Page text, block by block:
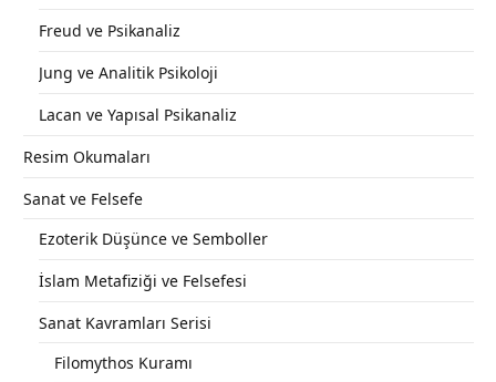
Freud ve Psikanaliz
Jung ve Analitik Psikoloji
Lacan ve Yapısal Psikanaliz
Resim Okumaları
Sanat ve Felsefe
Ezoterik Düşünce ve Semboller
İslam Metafiziği ve Felsefesi
Sanat Kavramları Serisi
Filomythos Kuramı